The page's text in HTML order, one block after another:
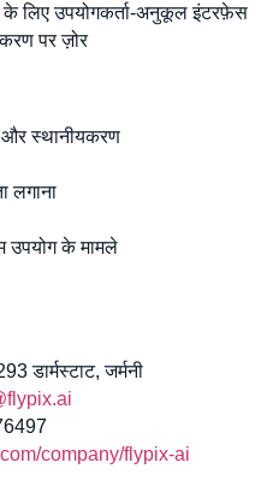
लिए उपयोगकर्ता-अनुकूल इंटरफ़ेस
पर ज़ोर
स्थानीयकरण
लगाना
उपयोग के मामले
डार्मस्टाट, जर्मनी
company/flypix-ai